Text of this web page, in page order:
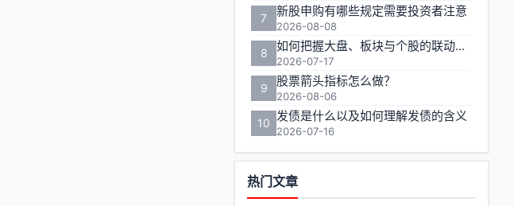
7 新股申购有哪些规定需要投资者注意
2026-08-08
8 如何把握大盘、板块与个股的联动效应实现收益最大化？
2026-07-17
9 股票箭头指标怎么做？
2026-08-06
10 发债是什么以及如何理解发债的含义
2026-07-16
热门文章